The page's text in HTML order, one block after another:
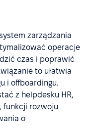
zarządzania
operacje
czas i poprawić
to ułatwia
i offboardingu.
z helpdesku HR,
funkcji rozwoju
o